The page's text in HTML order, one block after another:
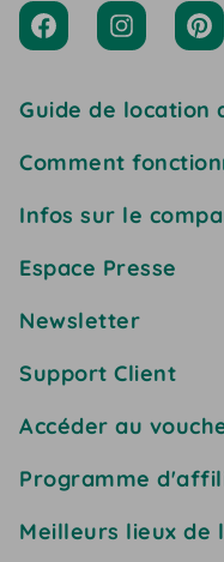
Guide de location
Comment
Infos sur le
Espace Presse
Newsletter
Support Client
Accéder au
Programme
Meilleurs lieux de